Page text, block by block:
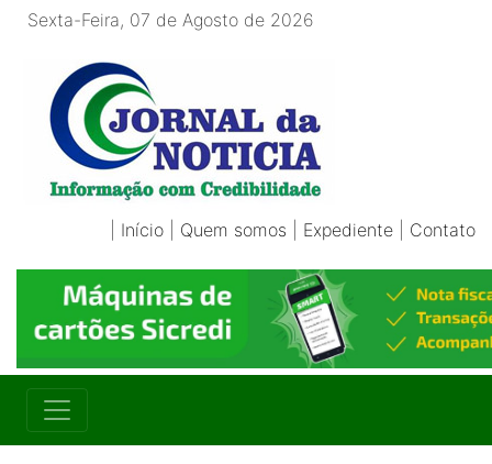
Sexta-Feira, 07 de Agosto de 2026
Início Quem somos Expediente Contato